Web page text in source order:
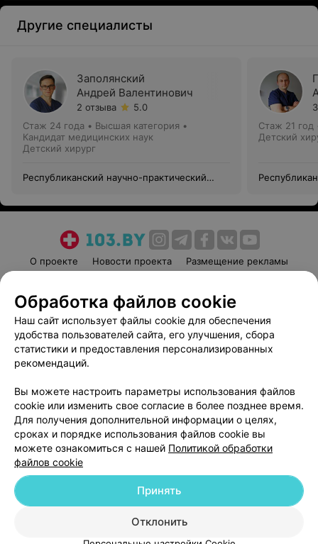
Другие специалисты
Заполянский
Андрей Валентинович
2 отзыва
5.0
Стаж 24 года • Высшая категория •
Кандидат медицинских наук
Детский хирург
Республиканский научно-практический
Стаж 21 год
Детский
О проекте Новости проекта
Размещение рекламы
Пользовательское соглашение
Способы оплаты
Вакансии
Партнеры
Написать руководителю 103.by
Обработка персональных данных
© 2026 ООО «Артокс Лаб», УНП 191700409
| 220012, Республика Беларусь,
Служба поддержки +375 291212755
Обработка файлов cookie
Наш сайт использует файлы cookie для обеспечения
удобства пользователей сайта, его улучшения, сбора
статистики и предоставления персонализированных
рекомендаций.
Вы можете настроить параметры использования файлов
cookie или изменить свое согласие в более позднее время.
Для получения дополнительной информации о целях,
сроках и порядке использования файлов cookie вы
можете ознакомиться с нашей Политикой обработки
файлов cookie
Отклонить
Принять